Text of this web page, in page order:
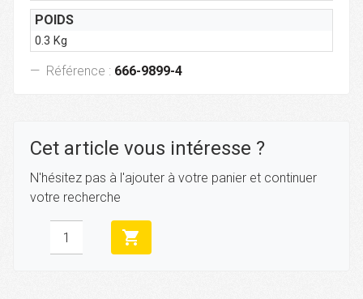
POIDS
0.3 Kg
Référence : 666-9899-4
Cet article vous intéresse ?
N'hésitez pas à l'ajouter à votre panier et continuer
votre recherche
shopping_cart